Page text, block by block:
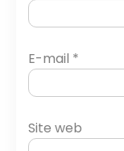
E-mail *
Site web